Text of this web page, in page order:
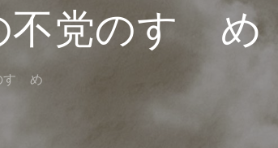
党のすゝめ
ゝめ